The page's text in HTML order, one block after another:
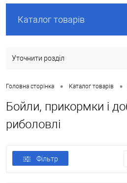
Каталог товарів
Уточнити розділ
Головна сторінка • Каталог товарів •
Бойли, прикормки і
риболовлі
Фільтр